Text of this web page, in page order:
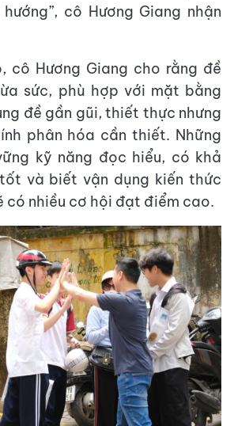
cô Hương Giang nhận
cô Hương Giang cho rằng đề
sức, phù hợp với mặt bằng
đề gần gũi, thiết thực nhưng
phân hóa cần thiết. Những
kỹ năng đọc hiểu, có khả
và biết vận dụng kiến thức
có nhiều cơ hội đạt điểm cao.